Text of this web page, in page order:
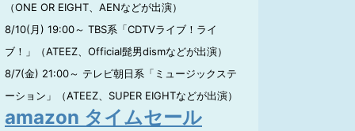
（ONE OR EIGHT、AENなどが出演）
8/10(月) 19:00～ TBS系「CDTVライブ！ライ
ブ！」（ATEEZ、Official髭男dismなどが出演）
8/7(金) 21:00～ テレビ朝日系「ミュージックステ
ーション」（ATEEZ、SUPER EIGHTなどが出演）
amazon タイムセール